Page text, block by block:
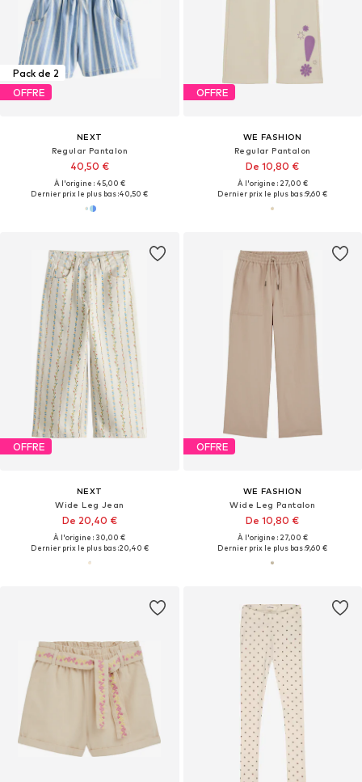
Pack de 2
OFFRE
NEXT
Regular Pantalon
40,50 €
À l'origine : 45,00 €
Dernier prix le plus bas :40,50 €
OFFRE
WE FASHION
Regular Pantalon
De 10,80 €
À l'origine : 27,00 €
Dernier prix le plus bas :9,60 €
OFFRE
NEXT
Wide Leg Jean
De 20,40 €
À l'origine : 30,00 €
Dernier prix le plus bas :20,40 €
OFFRE
WE FASHION
Wide Leg Pantalon
De 10,80 €
À l'origine : 27,00 €
Dernier prix le plus bas :9,60 €